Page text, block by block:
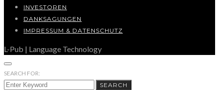
INVESTOREN
DANKSAGUNGEN
IMPRESSUM & DATENSCHUTZ
L-Pub | Language Technology
SEARCH FOR:
SEARCH